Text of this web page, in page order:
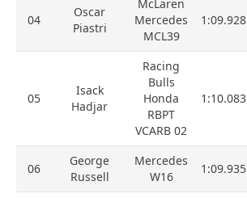
04
Oscar
Piastri
McLaren
Mercedes
MCL39
1:09.928
05
Isack
Hadjar
Racing
Bulls
Honda
RBPT
VCARB 02
1:10.083
06
George
Russell
Mercedes
W16
1:09.935